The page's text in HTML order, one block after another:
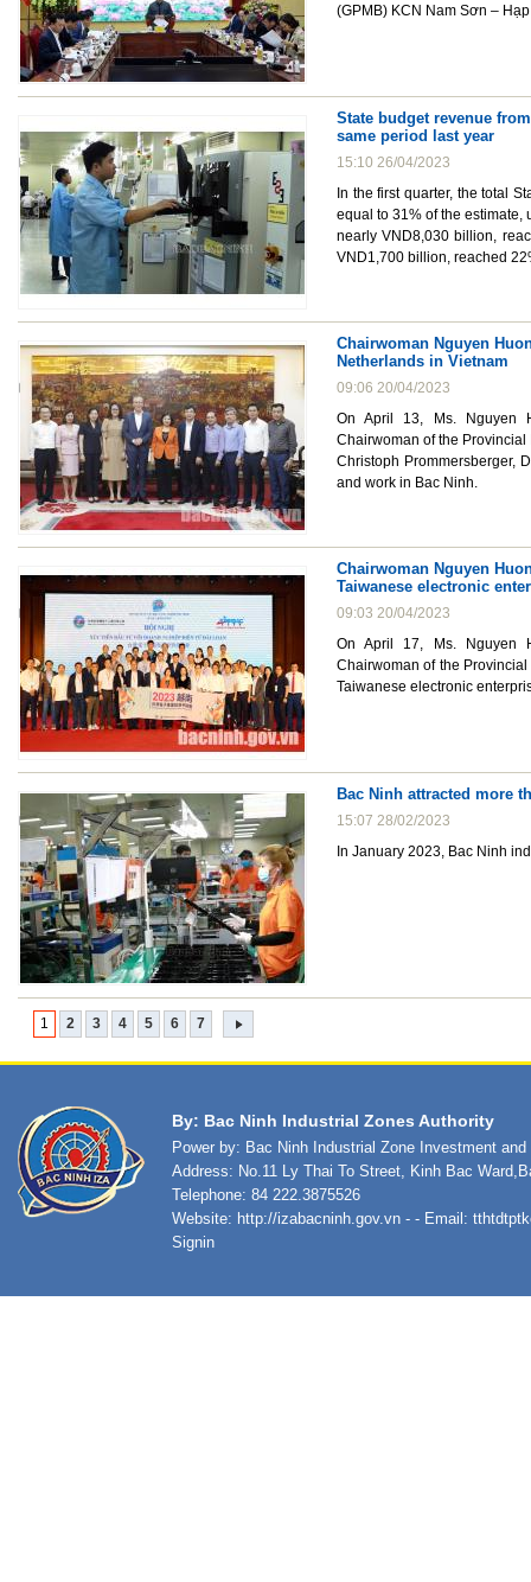
(GPMB) KCN Nam Sơn –
State budget revenue
same period last year
15:10 26/04/2023
In the first quarter, the total
equal to 31% of the estimate,
nearly VND8,030 billion,
VND1,700 billion, reached
Chairwoman Nguyen
Netherlands in Vietnam
09:06 20/04/2023
On April 13, Ms. Nguyen
Chairwoman of the
Christoph Prommersberger,
and work in Bac Ninh.
Chairwoman Nguyen
Taiwanese electronic
09:03 20/04/2023
On April 17, Ms. Nguyen
Chairwoman of the
Taiwanese electronic
Bac Ninh attracted more
15:07 28/02/2023
In January 2023, Bac Ninh
1 2 3 4 5 6 7
By: Bac Ninh Industrial Zones Authority
Power by: Bac Ninh Industrial Zone Investment
Address: No.11 Ly Thai To Street, Kinh Bac
Telephone: 84 222.3875526
Website: http://izabacninh.gov.vn - - Email:
Signin